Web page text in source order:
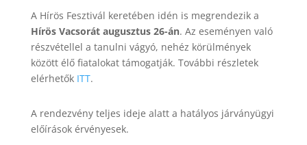
A Hírös Fesztivál keretében idén is megrendezik a
Hírös Vacsorát augusztus 26-án. Az eseményen való
részvétellel a tanulni vágyó, nehéz körülmények
között élő fiatalokat támogatják. További részletek
elérhetők ITT.
A rendezvény teljes ideje alatt a hatályos járványügyi
előírások érvényesek.